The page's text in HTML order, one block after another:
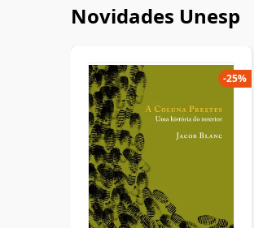
Novidades Unesp
-25%